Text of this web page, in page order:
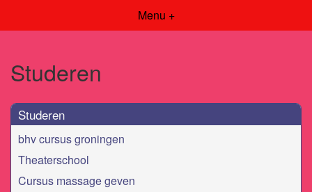
Menu +
Studeren
Studeren
bhv cursus groningen
Theaterschool
Cursus massage geven